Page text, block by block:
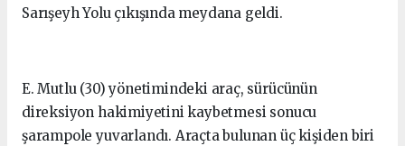
Sarışeyh Yolu çıkışında meydana geldi.
E. Mutlu (30) yönetimindeki araç, sürücünün
direksiyon hakimiyetini kaybetmesi sonucu
şarampole yuvarlandı. Araçta bulunan üç kişiden biri